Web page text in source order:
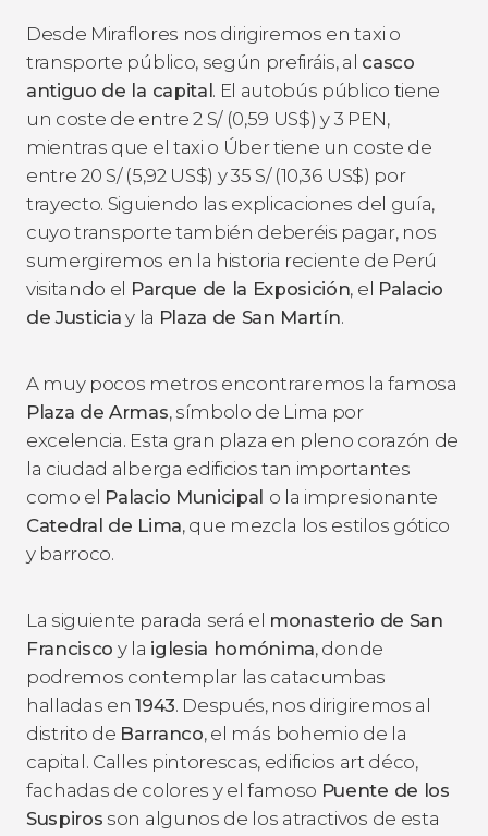
Desde Miraflores nos dirigiremos en taxi o
transporte público, según prefiráis, al casco
antiguo de la capital. El autobús público tiene
un coste de entre 2 S/(0,59 US$) y 3 PEN,
mientras que el taxi o Úber tiene un coste de
entre 20 S/(5,92 US$) y 35 S/(10,36 US$) por
trayecto. Siguiendo las explicaciones del guía,
cuyo transporte también deberéis pagar, nos
sumergiremos en la historia reciente de Perú
visitando el Parque de la Exposición, el Palacio
de Justicia y la Plaza de San Martín.
A muy pocos metros encontraremos la famosa
Plaza de Armas, símbolo de Lima por
excelencia. Esta gran plaza en pleno corazón de
la ciudad alberga edificios tan importantes
como el Palacio Municipal o la impresionante
Catedral de Lima, que mezcla los estilos gótico
y barroco.
La siguiente parada será el monasterio de San
Francisco y la iglesia homónima, donde
podremos contemplar las catacumbas
halladas en1943. Después, nos dirigiremos al
distrito de Barranco, el más bohemio de la
capital. Calles pintorescas, edificios art déco,
fachadas de colores y el famoso Puente de los
Suspiros son algunos de los atractivos de esta